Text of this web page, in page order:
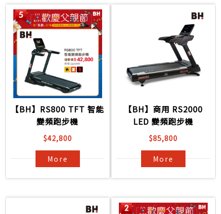
【BH】RS800 TFT 智能
變頻跑步機
$42,800
More
【BH】商用 RS2000
LED 變頻跑步機
$85,800
More